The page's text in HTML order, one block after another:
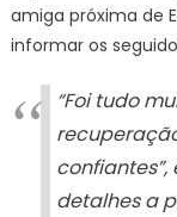
amiga próxima de
informar os
“Foi tudo
detalhes a